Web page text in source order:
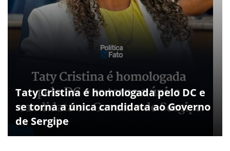
Taty Cristina é homologada pelo DC e
se torna a única candidata ao Governo
de Sergipe